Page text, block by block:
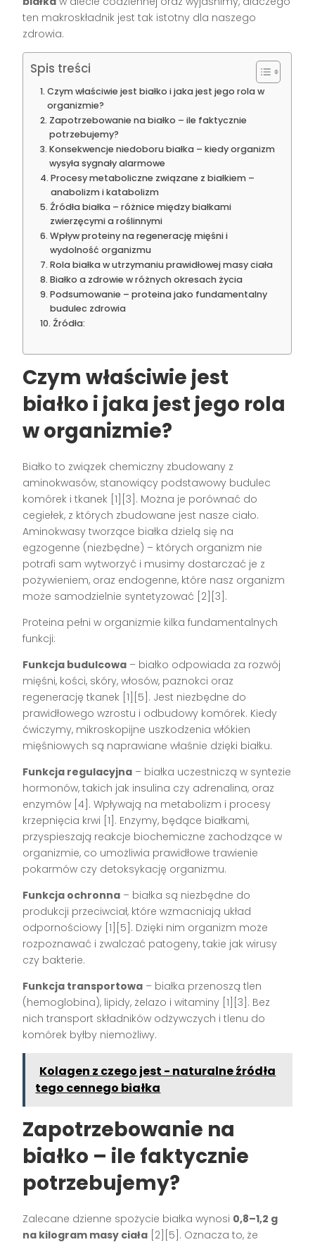
ten makroskładnik jest tak istotny dla naszego
zdrowia.
Spis treści
Czym właściwie jest białko i jaka jest jego rola w
organizmie?
Zapotrzebowanie na białko – ile faktycznie
potrzebujemy?
Konsekwencje niedoboru białka – kiedy organizm
wysyła sygnały alarmowe
Procesy metaboliczne związane z białkiem –
anabolizm i katabolizm
Źródła białka – różnice między białkami
zwierzęcymi a roślinnymi
Wpływ proteiny na regenerację mięśni i
wydolność organizmu
Rola białka w utrzymaniu prawidłowej masy ciała
Białko a zdrowie w różnych okresach życia
Podsumowanie – proteina jako fundamentalny
budulec zdrowia
Źródła:
Czym właściwie jest
białko i jaka jest jego rola
w organizmie?
Białko to związek chemiczny zbudowany z
aminokwasów, stanowiący podstawowy budulec
komórek i tkanek [1][3]. Można je porównać do
cegiełek, z których zbudowane jest nasze ciało.
Aminokwasy tworzące białka dzielą się na
egzogenne (niezbędne) – których organizm nie
potrafi sam wytworzyć i musimy dostarczać je z
pożywieniem, oraz endogenne, które nasz organizm
może samodzielnie syntetyzować [2][3].
Proteina pełni w organizmie kilka fundamentalnych
funkcji:
Funkcja budulcowa – białko odpowiada za rozwój
mięśni, kości, skóry, włosów, paznokci oraz
regenerację tkanek [1][5]. Jest niezbędne do
prawidłowego wzrostu i odbudowy komórek. Kiedy
ćwiczymy, mikroskopijne uszkodzenia włókien
mięśniowych są naprawiane właśnie dzięki białku.
Funkcja regulacyjna – białka uczestniczą w syntezie
hormonów, takich jak insulina czy adrenalina, oraz
enzymów [4]. Wpływają na metabolizm i procesy
krzepnięcia krwi [1]. Enzymy, będące białkami,
przyspieszają reakcje biochemiczne zachodzące w
organizmie, co umożliwia prawidłowe trawienie
pokarmów czy detoksykację organizmu.
Funkcja ochronna – białka są niezbędne do
produkcji przeciwciał, które wzmacniają układ
odpornościowy [1][5]. Dzięki nim organizm może
rozpoznawać i zwalczać patogeny, takie jak wirusy
czy bakterie.
Funkcja transportowa – białka przenoszą tlen
(hemoglobina), lipidy, żelazo i witaminy [1][3]. Bez
nich transport składników odżywczych i tlenu do
komórek byłby niemożliwy.
Kolagen z czego jest - naturalne źródła
tego cennego białka
Zapotrzebowanie na
białko – ile faktycznie
potrzebujemy?
Zalecane dzienne spożycie białka wynosi 0,8–1,2 g
na kilogram masy ciała [2][5]. Oznacza to, że